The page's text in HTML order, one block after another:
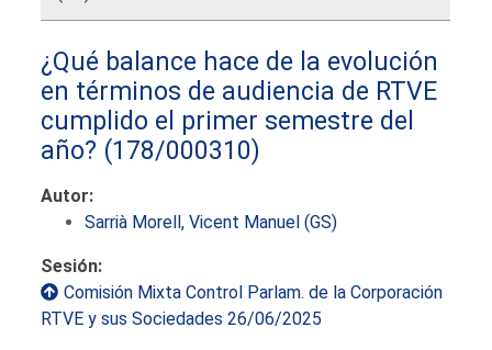
¿Qué balance hace de la evolución
en términos de audiencia de RTVE
cumplido el primer semestre del
año? (178/000310)
Autor:
Sarrià Morell, Vicent Manuel (GS)
Sesión:
Comisión Mixta Control Parlam. de la Corporación
RTVE y sus Sociedades 26/06/2025